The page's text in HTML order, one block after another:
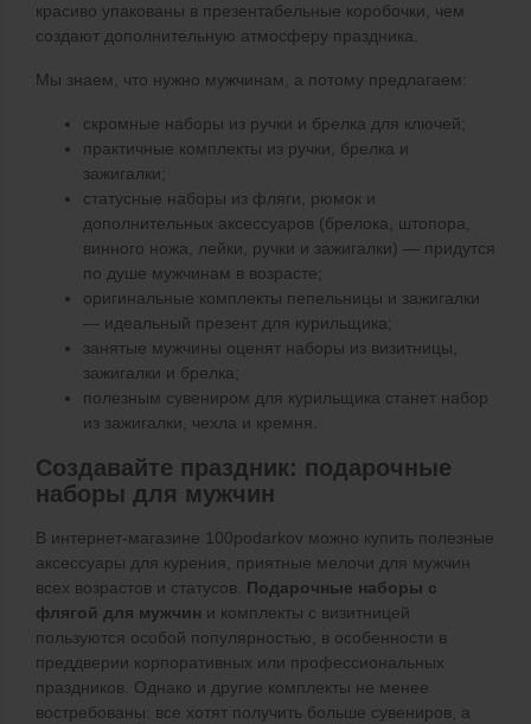
красиво упакованы в презентабельные коробочки, чем
создают дополнительную атмосферу праздника.
Мы знаем, что нужно мужчинам, а потому предлагаем:
скромные наборы из ручки и брелка для ключей;
практичные комплекты из ручки, брелка и
зажигалки;
статусные наборы из фляги, рюмок и
дополнительных аксессуаров (брелока, штопора,
винного ножа, лейки, ручки и зажигалки) — придутся
по душе мужчинам в возрасте;
оригинальные комплекты пепельницы и зажигалки
— идеальный презент для курильщика;
занятые мужчины оценят наборы из визитницы,
зажигалки и брелка;
полезным сувениром для курильщика станет набор
из зажигалки, чехла и кремня.
Создавайте праздник: подарочные
наборы для мужчин
В интернет-магазине 100podarkov можно купить полезные
аксессуары для курения, приятные мелочи для мужчин
всех возрастов и статусов. Подарочные наборы с
флягой для мужчин и комплекты с визитницей
пользуются особой популярностью, в особенности в
преддверии корпоративных или профессиональных
праздников. Однако и другие комплекты не менее
востребованы: все хотят получить больше сувениров, а